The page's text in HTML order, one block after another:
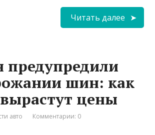
Читать далее
предупредили
шин: как
цены
авто Комментарии: 0